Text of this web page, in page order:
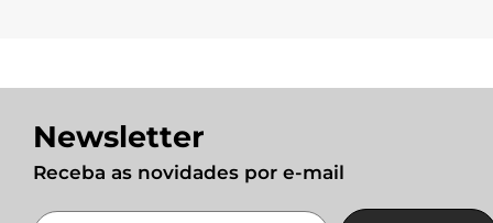
Newsletter
Receba as novidades por e-mail